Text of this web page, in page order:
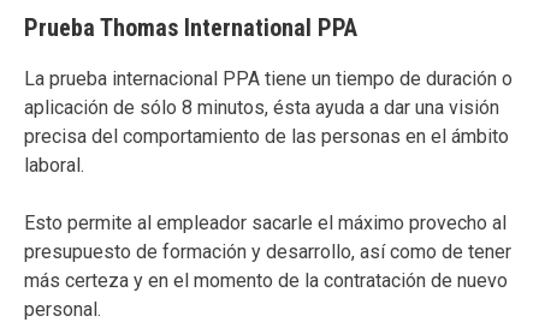
Prueba Thomas International PPA
La prueba internacional PPA tiene un tiempo de duración o
aplicación de sólo 8 minutos, ésta ayuda a dar una visión
precisa del comportamiento de las personas en el ámbito
laboral.
Esto permite al empleador sacarle el máximo provecho al
presupuesto de formación y desarrollo, así como de tener
más certeza y en el momento de la contratación de nuevo
personal.